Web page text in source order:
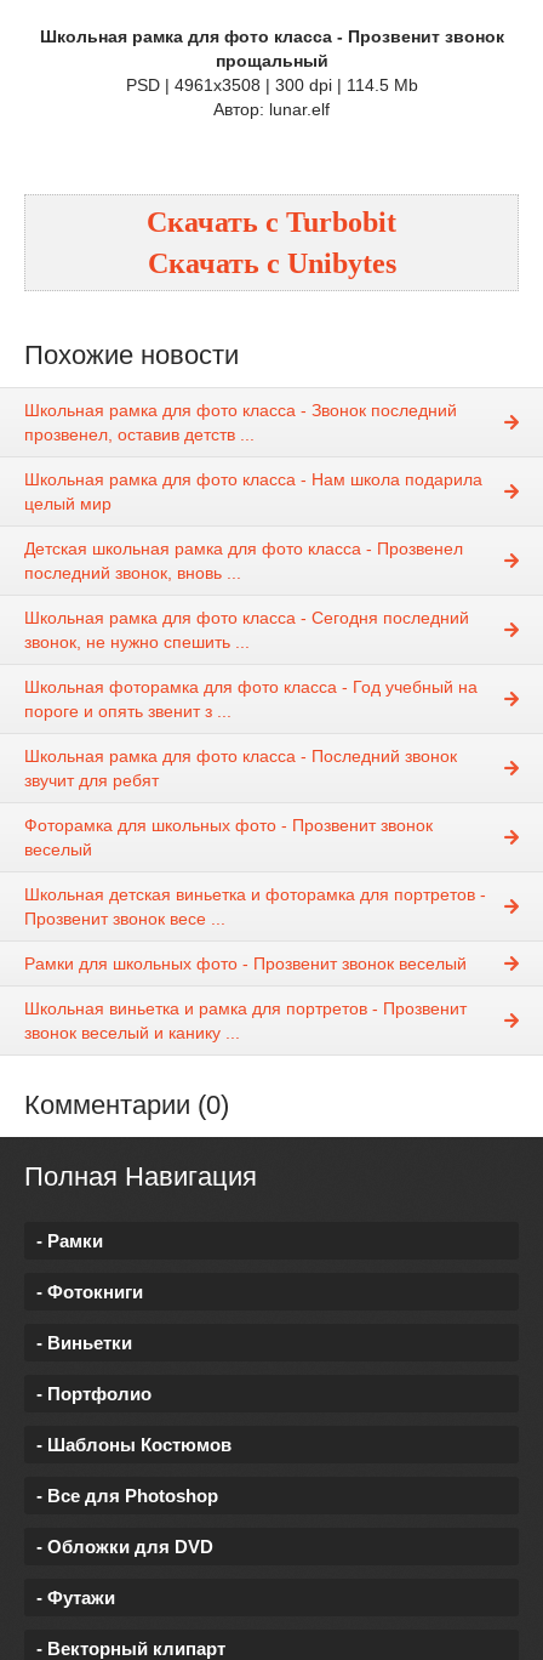
Школьная рамка для фото класса - Прозвенит звонок
прощальный
PSD | 4961х3508 | 300 dpi | 114.5 Mb
Автор: lunar.elf
Скачать с Turbobit
Скачать с Unibytes
Похожие новости
Школьная рамка для фото класса - Звонок последний
прозвенел, оставив детств ...
Школьная рамка для фото класса - Нам школа подарила
целый мир
Детская школьная рамка для фото класса - Прозвенел
последний звонок, вновь ...
Школьная рамка для фото класса - Сегодня последний
звонок, не нужно спешить ...
Школьная фоторамка для фото класса - Год учебный на
пороге и опять звенит з ...
Школьная рамка для фото класса - Последний звонок
звучит для ребят
Фоторамка для школьных фото - Прозвенит звонок
веселый
Школьная детская виньетка и фоторамка для портретов -
Прозвенит звонок весе ...
Рамки для школьных фото - Прозвенит звонок веселый
Школьная виньетка и рамка для портретов - Прозвенит
звонок веселый и канику ...
Комментарии (0)
Полная Навигация
- Рамки
- Фотокниги
- Виньетки
- Портфолио
- Шаблоны Костюмов
- Все для Photoshop
- Обложки для DVD
- Футажи
- Векторный клипарт